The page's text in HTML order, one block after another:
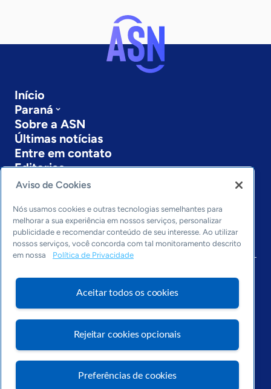
Início
Paraná
Sobre a ASN
Últimas notícias
Entre em contato
Editorias
Economia & Política
Inovação & Tecnologia
Cultura empreendedora
Dados
Arquivo
Aviso de Cookies
Nós usamos cookies e outras tecnologias semelhantes para
melhorar a sua experiência em nossos serviços, personalizar
publicidade e recomendar conteúdo de seu interesse. Ao utilizar
nossos serviços, você concorda com tal monitoramento descrito
em nossa
Política de Privacidade
Aceitar todos os cookies
Rejeitar cookies opcionais
Preferências de cookies